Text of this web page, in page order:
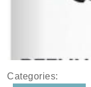
Categories: